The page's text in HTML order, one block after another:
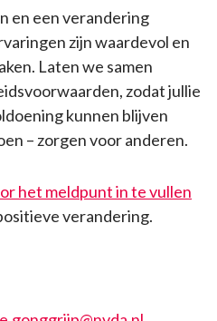
en een verandering
zijn waardevol en
Laten we samen
zodat jullie
kunnen blijven
– zorgen voor anderen.
het meldpunt in te vullen
verandering.